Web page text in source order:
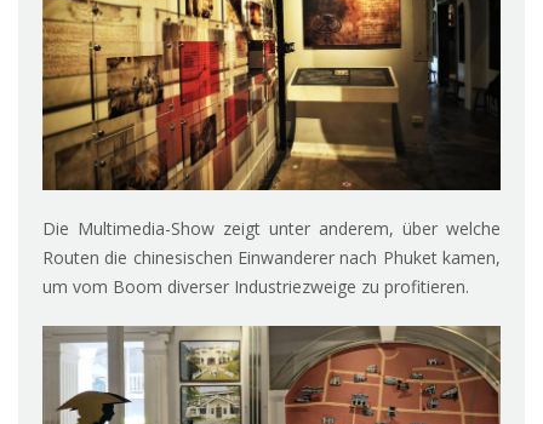
Die Multimedia-Show zeigt unter anderem, über welche
Routen die chinesischen Einwanderer nach Phuket kamen,
um vom Boom diverser Industriezweige zu profitieren.